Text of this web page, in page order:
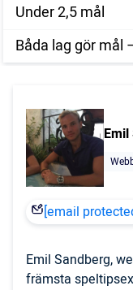
Under 2,5 mål
Båda lag gör mål
[email
Emil Sandberg,
främsta